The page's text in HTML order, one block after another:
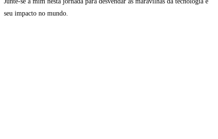
seu impacto no mundo.